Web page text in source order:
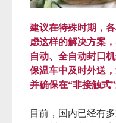
建议在特殊时期，
虑这样的解决方案
自动、全自动封口
保温车中及时外送
并确保在“非接触式
目前，国内已经有